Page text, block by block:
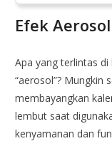
Efek Aerosol
Apa yang terlintas
“aerosol”? Mungkin
membayangkan
lembut saat
kenyamanan dan